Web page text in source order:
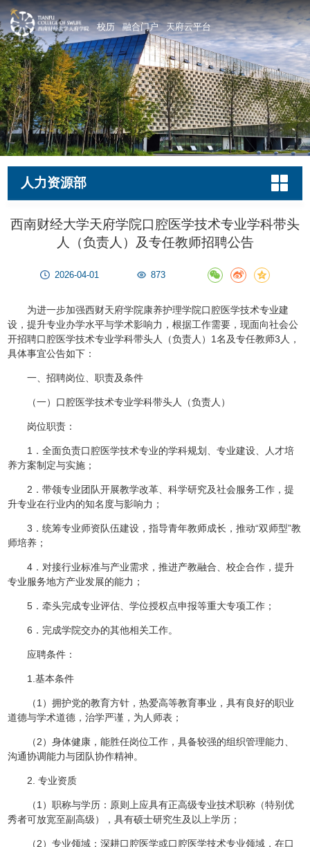
校历 融合门户 天府云平台
人力资源部
西南财经大学天府学院口腔医学技术专业学科带头
人（负责人）及专任教师招聘公告
2026-04-01 873
为进一步加强西财天府学院康养护理学院口腔医学技术专业建
设，提升专业办学水平与学术影响力，根据工作需要，现面向社会公
开招聘口腔医学技术专业学科带头人（负责人）1名及专任教师3人，
具体事宜公告如下：
一、招聘岗位、职责及条件
（一）口腔医学技术专业学科带头人（负责人）
岗位职责：
1．全面负责口腔医学技术专业的学科规划、专业建设、人才培
养方案制定与实施；
2．带领专业团队开展教学改革、科学研究及社会服务工作，提
升专业在行业内的知名度与影响力；
3．统筹专业师资队伍建设，指导青年教师成长，推动“双师型”教
师培养；
4．对接行业标准与产业需求，推进产教融合、校企合作，提升
专业服务地方产业发展的能力；
5．牵头完成专业评估、学位授权点申报等重大专项工作；
6．完成学院交办的其他相关工作。
应聘条件：
1.基本条件
（1）拥护党的教育方针，热爱高等教育事业，具有良好的职业
道德与学术道德，治学严谨，为人师表；
（2）身体健康，能胜任岗位工作，具备较强的组织管理能力、
沟通协调能力与团队协作精神。
2. 专业资质
（1）职称与学历：原则上应具有正高级专业技术职称（特别优
秀者可放宽至副高级），具有硕士研究生及以上学历；
（2）专业领域：深耕口腔医学或口腔医学技术专业领域，在口